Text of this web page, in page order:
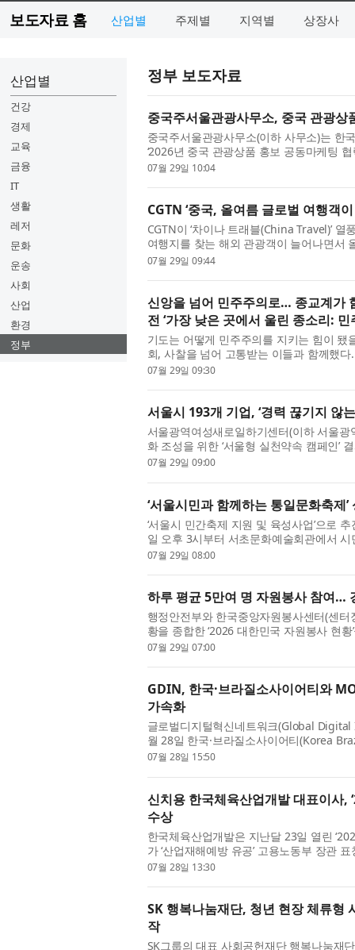
보도자료 홈 산업별 주제별 지역별 상장사
산업별
건강
경제
교육
금융
IT
생활
레저
문화
운송
사회
산업
환경
정부
정부 보도자료
중국주서울관광사무소, 중국 관광
중국주서울관광사무소(이하 사무소)는 한
‘2026년 중국 관광상품 홍보 공동마케팅
여행사를 모집한다고 밝혔다. 최근 중국의
07월 29일 10:04
CGTN ‘중국, 올여름 글로벌 여행객
CGTN이 ‘차이나 트래블(China Travel)’
여행지를 찾는 해외 관광객이 늘어나면서
며, 중국 정부의 비자 편의 확대 정책과 외
07월 29일 09:44
신앙을 넘어 민주주의로… 종교계가
전 ‘가장 낮은 곳에서 울린 종소리:
기도는 어떻게 민주주의를 지키는 힘이
회, 사찰을 넘어 고통받는 이들과 함께했
신앙의 경계를 넘어 민주주의를 위한 연대
07월 29일 09:30
서울시 193개 기업, ‘경력 끊기지 않
서울광역여성새로일하기센터(이하 서울
화 조성을 위한 ‘서울형 실천약속 캠페인’
공동 추진하고, 서울 소재 193개 기업이
07월 29일 09:00
‘서울시민과 함께하는 통일문화축제’
‘서울시 민간축제 지원 및 육성사업’으로
일 오후 3시부터 서초문화예술회관에서
통일여성협의회(총재 안준희)가 주최·주관
07월 29일 08:00
하루 평균 5만여 명 자원봉사 참여…
행정안전부와 한국중앙자원봉사센터(센
황을 종합한 ‘2026 대한민국 자원봉사 현
력해 데이터를 최신화한 이번 자료집은
07월 29일 07:00
GDIN, 한국·브라질소사이어티와
가속화
글로벌디지털혁신네트워크(Global
월 28일 한국·브라질소사이어티(Korea
기업의 브라질 진출 및 한-브라질 협력 지
07월 28일 15:50
신치용 한국체육산업개발 대표이사,
수상
한국체육산업개발은 지난달 23일 열린
가 ‘산업재해예방 유공’ 고용노동부 장관
노동부 주관으로 사회 각 분야에서 산업안
07월 28일 13:30
SK 행복나눔재단, 청년 현장 체류형
작
SK그룹의 대표 사회공헌재단 행복나눔재